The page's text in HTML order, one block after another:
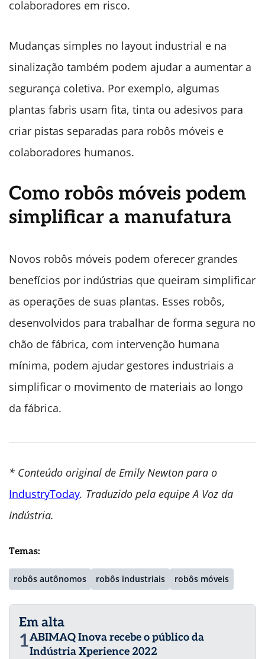
colaboradores em risco.
Mudanças simples no layout industrial e na
sinalização também podem ajudar a aumentar a
segurança coletiva. Por exemplo, algumas
plantas fabris usam fita, tinta ou adesivos para
criar pistas separadas para robôs móveis e
colaboradores humanos.
Como robôs móveis podem
simplificar a manufatura
Novos robôs móveis podem oferecer grandes
benefícios por indústrias que queiram simplificar
as operações de suas plantas. Esses robôs,
desenvolvidos para trabalhar de forma segura no
chão de fábrica, com intervenção humana
mínima, podem ajudar gestores industriais a
simplificar o movimento de materiais ao longo
da fábrica.
* Conteúdo original de Emily Newton para o
IndustryToday. Traduzido pela equipe A Voz da
Indústria.
Temas:
robôs autônomos robôs industriais robôs móveis
Em alta
1ABIMAQ Inova recebe o público da
Indústria Xperience 2022